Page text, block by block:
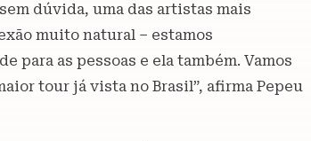
dúvida, uma das artistas mais
muito natural – estamos
as pessoas e ela também. Vamos
tour já vista no Brasil”, afirma Pepeu